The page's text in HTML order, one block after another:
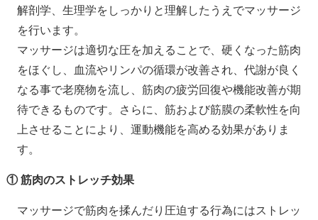
解剖学、生理学をしっかりと理解したうえでマッサージ
を行います。
マッサージは適切な圧を加えることで、硬くなった筋肉
をほぐし、血流やリンパの循環が改善され、代謝が良く
なる事で老廃物を流し、筋肉の疲労回復や機能改善が期
待できるものです。さらに、筋および筋膜の柔軟性を向
上させることにより、運動機能を高める効果がありま
す。
① 筋肉のストレッチ効果
マッサージで筋肉を揉んだり圧迫する行為にはストレッ